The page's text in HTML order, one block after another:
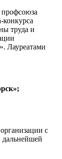
профсоюза
конкурса
труда и
Лауреатами
с
дальнейшей